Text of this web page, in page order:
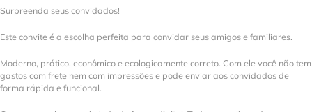
Surpreenda seus convidados!
Este convite é a escolha perfeita para convidar seus amigos e familiares.
Moderno, prático, econômico e ecologicamente correto. Com ele você não tem
gastos com frete nem com impressões e pode enviar aos convidados de
forma rápida e funcional.